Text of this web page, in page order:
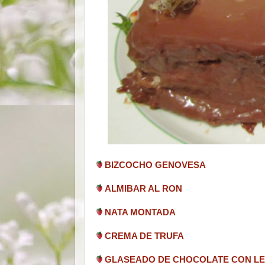
BIZCOCHO GENOVESA
ALMIBAR AL RON
NATA MONTADA
CREMA DE TRUFA
GLASEADO DE CHOCOLATE CON